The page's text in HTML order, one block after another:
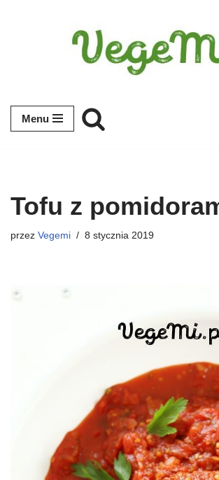
Menu
Tofu z
przez Vegemi 8 stycznia 2019